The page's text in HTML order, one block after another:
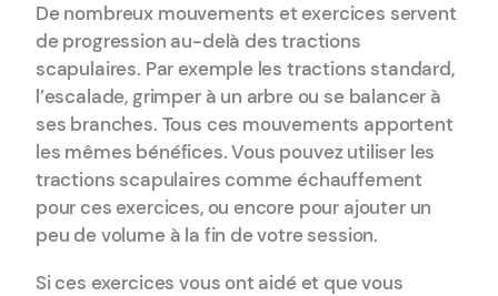
De nombreux mouvements et exercices servent
de progression au-delà des tractions
scapulaires. Par exemple les tractions standard,
l’escalade, grimper à un arbre ou se balancer à
ses branches. Tous ces mouvements apportent
les mêmes bénéfices. Vous pouvez utiliser les
tractions scapulaires comme échauffement
pour ces exercices, ou encore pour ajouter un
peu de volume à la fin de votre session.
Si ces exercices vous ont aidé et que vous